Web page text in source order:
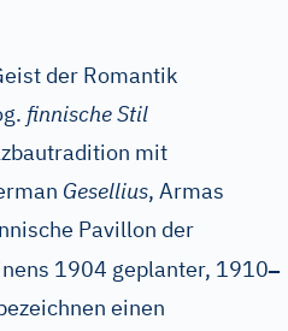
der Romantik
finnische Stil
mit
Gesellius, Armas
Pavillon der
1904 geplanter, 1910–
einen